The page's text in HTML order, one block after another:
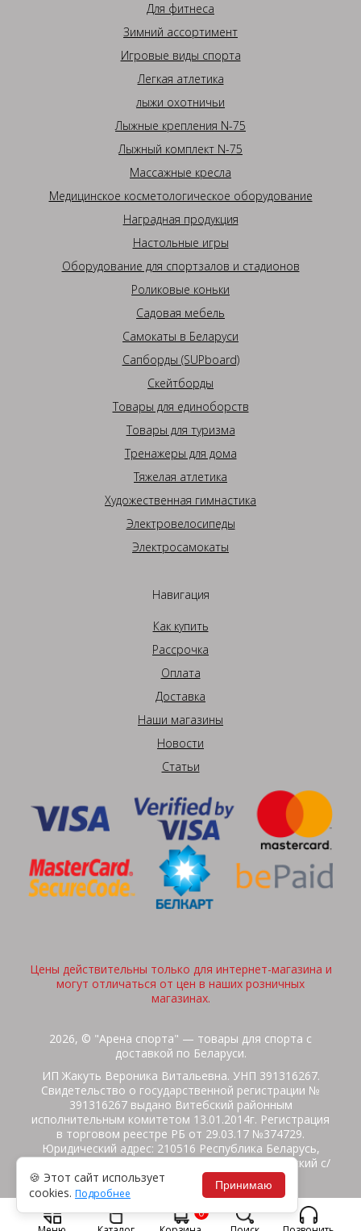
Для фитнеса
Зимний ассортимент
Игровые виды спорта
Легкая атлетика
лыжи охотничьи
Лыжные крепления N-75
Лыжный комплект N-75
Массажные кресла
Медицинское косметологическое оборудование
Наградная продукция
Настольные игры
Оборудование для спортзалов и стадионов
Роликовые коньки
Садовая мебель
Самокаты в Беларуси
Сапборды (SUPboard)
Скейтборды
Товары для единоборств
Товары для туризма
Тренажеры для дома
Тяжелая атлетика
Художественная гимнастика
Электровелосипеды
Электросамокаты
Навигация
Как купить
Рассрочка
Оплата
Доставка
Наши магазины
Новости
Статьи
Цены действительны только для интернет-магазина и
могут отличаться от цен в наших розничных
магазинах.
2026, © "Арена спорта" — товары для спорта с
доставкой по Беларуси.
ИП Жакуть Вероника Витальевна. УНП 391316267.
Свидетельство о государственной регистрации №
391316267 выдано Витебский районным
исполнительным комитетом 13.01.2014г. Регистрация
в торговом реестре РБ от 29.03.17 №374729.
Юридический адрес: 210516 Республика Беларусь,
Витебская область, Витебский район, Бабиничский с/
с, аг.Ольгово, ул.Школьная
Политика защиты данных
Гарантия/Экспертиза Обмен/Возврат
0
🍪 Этот сайт использует
cookies. Подробнее
Принимаю